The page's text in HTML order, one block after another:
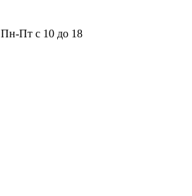
Пн-Пт с 10 до 18